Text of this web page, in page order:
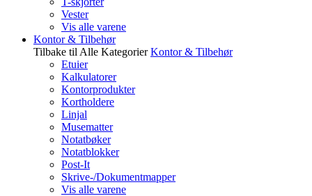
Vester
Vis alle varene
Kontor & Tilbehør
Tilbake til Alle Kategorier Kontor & Tilbehør
Etuier
Kalkulatorer
Kontorprodukter
Kortholdere
Linjal
Musematter
Notatbøker
Notatblokker
Post-It
Skrive-/Dokumentmapper
Vis alle varene